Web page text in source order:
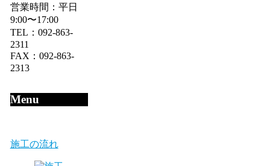
営業時間：平日
9:00〜17:00
TEL：092-863-
2311
FAX：092-863-
2313
Menu
施工の流れ